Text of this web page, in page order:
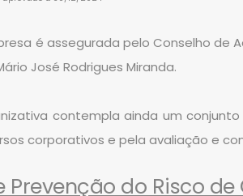
é assegurada pelo Conselho de
José Rodrigues Miranda.
contempla ainda um
corporativos e pela avaliação e
Prevenção do Risco